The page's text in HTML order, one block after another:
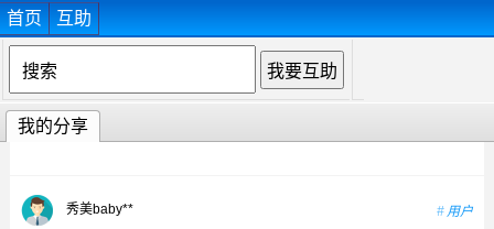
首页 互助
我的分享
秀美baby** 用户